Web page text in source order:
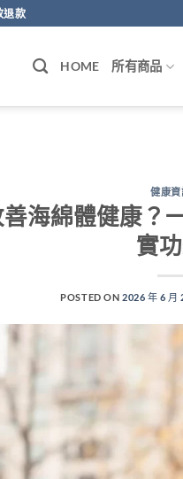
退款
HOME 所有商品
健康資
海綿體健康？
實
POSTED ON 2026 年 6 月